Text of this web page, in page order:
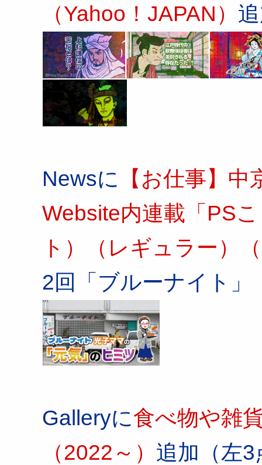
（Yahoo！JAPAN）
Newsに 【お仕事】
Website内連載「PS
ト）（レギュラー）
2回「ブルーナイト」
Galleryに食べ物や雑
（2022～） 追加（左3